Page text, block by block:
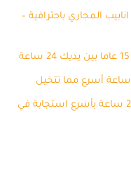
/ 99439496 / فحص انابيب المجاري باحترافية –
فني صحي العديلية / 99439496 / خدمة 24 ساعة بأسرع استجابة في